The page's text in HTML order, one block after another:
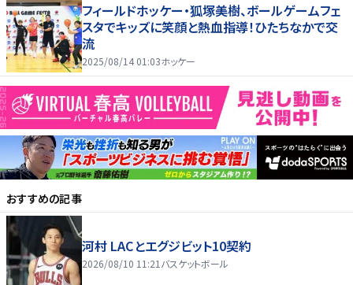
フィールドホッケー・狐塚美樹、ボールゲームフェ
スタでキッズに笑顔と熱血指導！ひたちなかで交
流
2025/08/14 01:03ホッケー
おすすめの記事
河村 LACとエグジビット10契約
2026/08/10 11:21 バスケットボール